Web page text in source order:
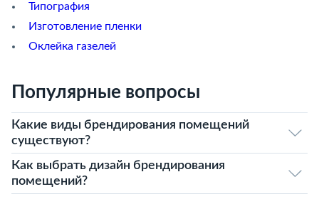
Типография
Изготовление пленки
Оклейка газелей
Популярные вопросы
Какие виды брендирования помещений
существуют?
Как выбрать дизайн брендирования
помещений?